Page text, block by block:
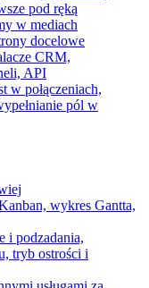
pod ręką
w mediach
docelowe
CRM,
API
w połączeniach,
pól w
wykres Gantta,
i podzadania,
tryb ostrości i